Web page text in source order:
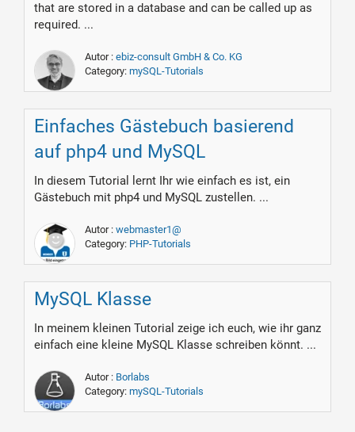
that are stored in a database and can be called up as
required. ...
Autor : ebiz-consult GmbH & Co. KG
Category: mySQL-Tutorials
Einfaches Gästebuch basierend
auf php4 und MySQL
In diesem Tutorial lernt Ihr wie einfach es ist, ein
Gästebuch mit php4 und MySQL zustellen. ...
Autor : webmaster1@
Category: PHP-Tutorials
MySQL Klasse
In meinem kleinen Tutorial zeige ich euch, wie ihr ganz
einfach eine kleine MySQL Klasse schreiben könnt. ...
Autor : Borlabs
Category: mySQL-Tutorials